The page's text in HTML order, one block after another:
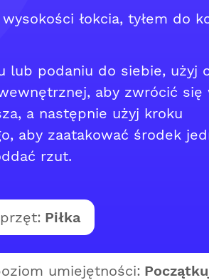
łokcia, tyłem do
lub podaniu do siebie, użyj
aby zwrócić się
a następnie użyj kroku
aby zaatakować środek
rzut.
Piłka
umiejętności: